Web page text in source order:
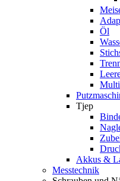
Öl
Tjep
Akkus &
Messtechnik